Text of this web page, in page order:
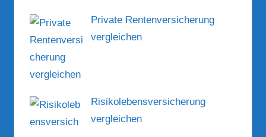
Private Rentenversicherung
vergleichen
Risikolebensversicherung
vergleichen